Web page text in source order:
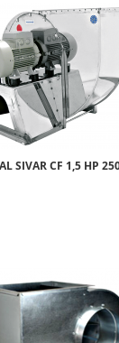
SIVAR CF 1,5 HP